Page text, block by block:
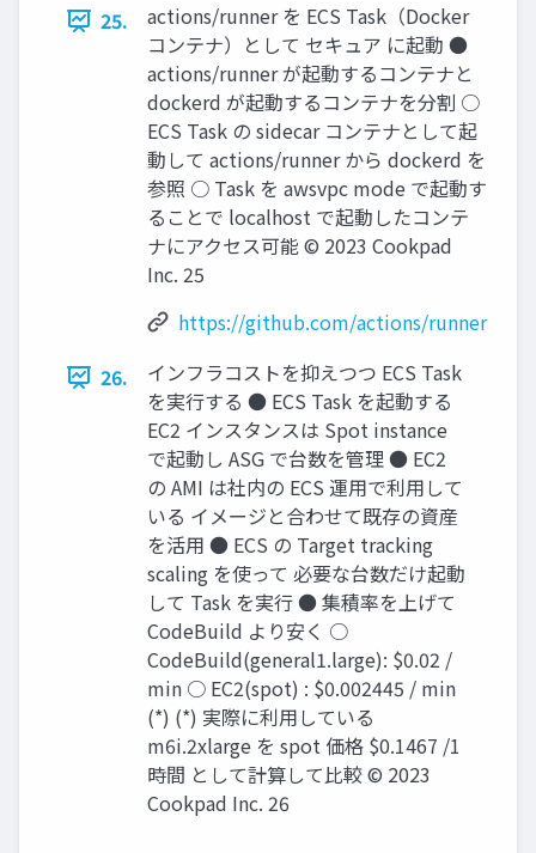
25.
actions/runner を ECS Task（Docker
コンテナ）として セキュア に起動 ●
actions/runner が起動するコンテナと
dockerd が起動するコンテナを分割 ○
ECS Task の sidecar コンテナとして起
動して actions/runner から dockerd を
参照 ○ Task を awsvpc mode で起動す
ることで localhost で起動したコンテ
ナにアクセス可能 © 2023 Cookpad
Inc. 25
https://github.com/actions/runner
26.
インフラコストを抑えつつ ECS Task
を実行する ● ECS Task を起動する
EC2 インスタンスは Spot instance
で起動し ASG で台数を管理 ● EC2
の AMI は社内の ECS 運用で利用して
いる イメージと合わせて既存の資産
を活用 ● ECS の Target tracking
scaling を使って 必要な台数だけ起動
して Task を実行 ● 集積率を上げて
CodeBuild より安く ○
CodeBuild(general1.large): $0.02 /
min ○ EC2(spot) : $0.002445 / min
(*) (*) 実際に利用している
m6i.2xlarge を spot 価格 $0.1467 /1
時間 として計算して比較 © 2023
Cookpad Inc. 26